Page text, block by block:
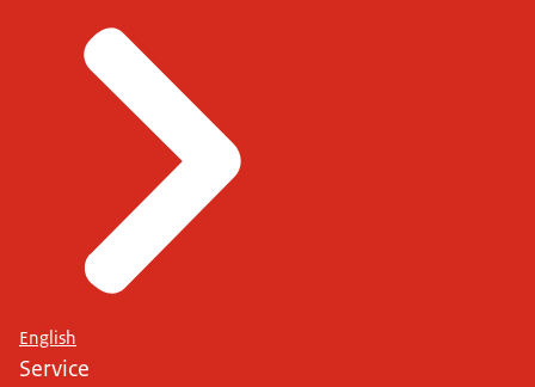
afspraak
te maken omdat de wachttijd erg op kan
Door met het afsprakenformulier een medisch
onderzoek aan te vragen hoef je geen aparte afspraak
te maken voor vaccinaties of malariaprofylaxe. Dit is
een vast onderdeel van het onderzoek.
KLM Health Services
KLM Health Services
English
Service